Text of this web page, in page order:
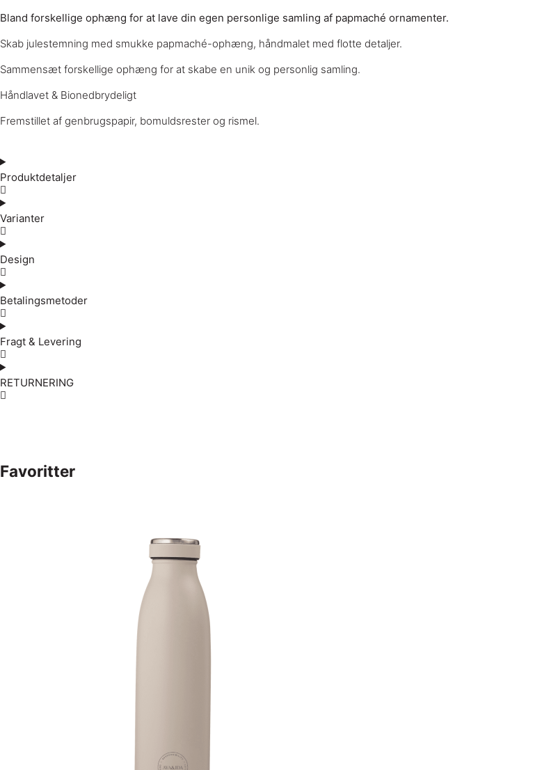
Bland forskellige ophæng for at lave din egen personlige samling af papmaché ornamenter.
Skab julestemning med smukke papmaché-ophæng, håndmalet med flotte detaljer.
Sammensæt forskellige ophæng for at skabe en unik og personlig samling.
Håndlavet & Bionedbrydeligt
Fremstillet af genbrugspapir, bomuldsrester og rismel.
Produktdetaljer
Varianter
Design
Betalingsmetoder
Fragt & Levering
RETURNERING
Favoritter